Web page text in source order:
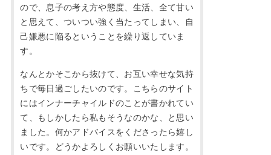
ので、息子の考え方や態度、生活、全て甘い
と思えて、ついつい強く当たってしまい、自
己嫌悪に陥るということを繰り返していま
す。
なんとかそこから抜けて、お互い幸せな気持
ちで毎日過ごしたいのです。こちらのサイト
にはインナーチャイルドのことが書かれてい
て、もしかしたら私もそうなのかな、と思い
ました。何かアドバイスをくださったら嬉し
いです。どうかよろしくお願いいたします。